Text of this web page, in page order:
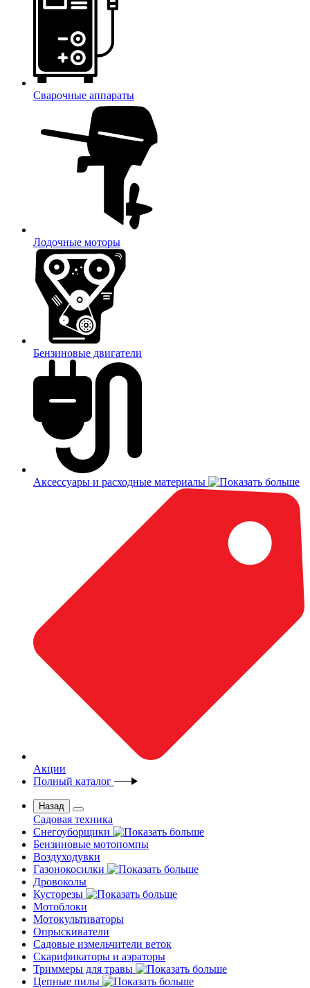
Сварочные аппараты
Лодочные моторы
Бензиновые двигатели
Аксессуары и расходные материалы
Акции
Полный каталог
Назад
Садовая техника
Снегоуборщики
Бензиновые мотопомпы
Воздуходувки
Газонокосилки
Дровоколы
Кусторезы
Мотоблоки
Мотокультиваторы
Опрыскиватели
Садовые измельчители веток
Скарификаторы и аэраторы
Триммеры для травы
Цепные пилы